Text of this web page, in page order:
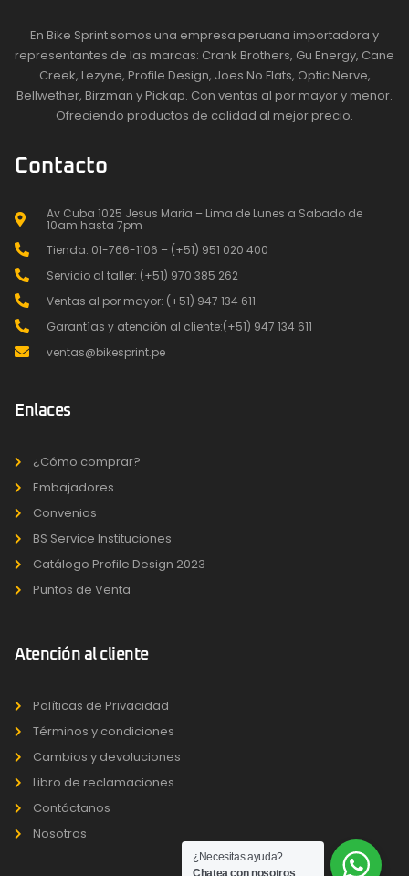
En Bike Sprint somos una empresa peruana importadora y
representantes de las marcas: Crank Brothers, Gu Energy, Cane
Creek, Lezyne, Profile Design, Joes No Flats, Optic Nerve,
Bellwether, Birzman y Pickap. Con ventas al por mayor y menor.
Ofreciendo productos de calidad al mejor precio.
Contacto
Av Cuba 1025 Jesus Maria – Lima de Lunes a Sabado de
10am hasta 7pm
Tienda: 01-766-1106 – (+51) 951 020 400
Servicio al taller: (+51) 970 385 262
Ventas al por mayor: (+51) 947 134 611
Garantías y atención al cliente:(+51) 947 134 611
ventas@bikesprint.pe
Enlaces
¿Cómo comprar?
Embajadores
Convenios
BS Service Instituciones
Catálogo Profile Design 2023
Puntos de Venta
Atención al cliente
Políticas de Privacidad
Términos y condiciones
Cambios y devoluciones
Libro de reclamaciones
Contáctanos
Nosotros
¿Necesitas ayuda?
Chatea con nosotros